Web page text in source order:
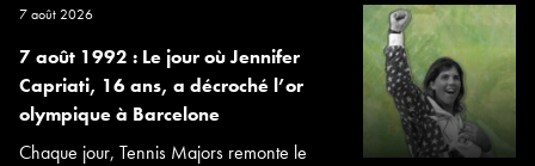
7 août 2026
7 août 1992 : Le jour où Jennifer
Capriati, 16 ans, a décroché l’or
olympique à Barcelone
Chaque jour, Tennis Majors remonte le